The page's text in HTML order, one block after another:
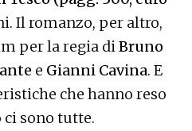
Il romanzo, per altro,
per la regia diBruno
e Gianni Cavina. E
che hanno reso
ci sono tutte.